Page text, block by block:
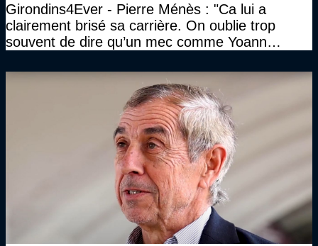
Girondins4Ever - Pierre Ménès : "Ca lui a
clairement brisé sa carrière. On oublie trop
souvent de dire qu’un mec comme Yoann